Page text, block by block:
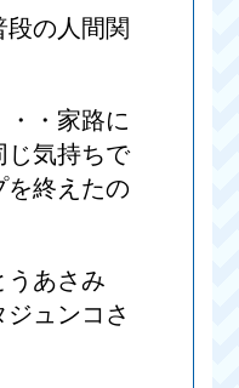
段の人間関
・・家路に
じ気持ちで
を終えたの
うあさみ
ュンコさ